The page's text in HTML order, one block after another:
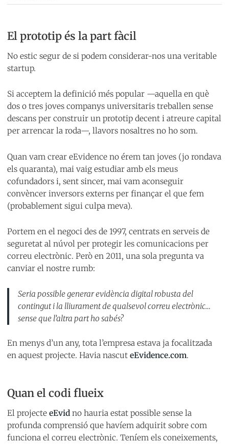
El prototip és la part fàcil
No estic segur de si podem considerar-nos una veritable
startup.
Si acceptem la definició més popular —aquella en què
dos o tres joves companys universitaris treballen sense
descans per construir un prototip decent i atreure capital
per arrencar la roda—, llavors nosaltres no ho som.
Quan vam crear eEvidence no érem tan joves (jo rondava
els quaranta), mai vaig estudiar amb els meus
cofundadors i, sent sincer, mai vam aconseguir
convèncer inversors externs per finançar el que fem
(probablement sigui culpa meva).
Portem en el negoci des de 1997, centrats en serveis de
seguretat al núvol per protegir les comunicacions per
correu electrònic. Però en 2011, una sola pregunta va
canviar el nostre rumb:
Seria possible generar evidència digital robusta del
contingut i la lliurament de qualsevol correu electrònic…
sense que l’altra part ho sabés?
En menys d’un any, tota l’empresa estava ja focalitzada
en aquest projecte. Havia nascut eEvidence.com.
Quan el codi flueix
El projecte eEvid no hauria estat possible sense la
profunda comprensió que havíem adquirit sobre com
funciona el correu electrònic. Teníem els coneixements,